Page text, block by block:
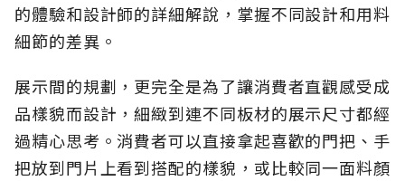
的體驗和設計師的詳細解說，掌握不同設計和用料
細節的差異。
展示間的規劃，更完全是為了讓消費者直觀感受成
品樣貌而設計，細緻到連不同板材的展示尺寸都經
過精心思考。消費者可以直接拿起喜歡的門把、手
把放到門片上看到搭配的樣貌，或比較同一面料顏